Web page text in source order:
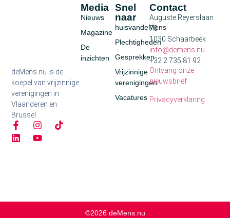
deMens.nu is de
koepel van vrijzinnige
verenigingen in
Vlaanderen en
Brussel
Snel
naar
huisvandeMens
Plechtigheden
Gesprekken
Vrijzinnige
verenigingen
Vacatures
Media
Nieuws
Magazine
De
inzichten
Contact
Auguste Reyerslaan
70
1030 Schaarbeek
info@demens.nu
+32 2 735 81 92
Ontvang onze
nieuwsbrief
Privacyverklaring
©2026 deMens.nu